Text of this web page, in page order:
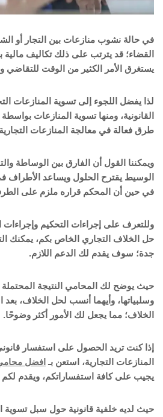
في حالة نشوب منازعات بين التجار أو
القضاء؛ قد يترتب على ذلك تكاليف مالية
يستغرق الأمر الكثير من الوقت للتقاضي
لذا يفضل اللجوء إلى تسوية المنازعات
القانونية، ومنها تسوية المنازعات
طرق فعالة في معالجة المنازعات
ويمكننا القول أن الفارق بين الوساطة
الوسيط يقترح الحلول ويساعد الأطراف
في حين أن المحكم قراره ملزم على
وللتعرف على إجراءات التحكيم
حل الخلاف التجاري الخاص بكم، يمكنك
جدة؛ سوف يقدم لك الدعم اللازم.
حيث يوضح لك المحامي النتيجة المحتملة
وسلبياتها، وأيهما أنسب لحل الخلاف، بعد
الخلاف؛ مما يجعل لك الأمور أكثر وضوحًا.
إذا كنت تريد الحصول على استفسار
المنازعات التجارية، استعن بـ افضل
يجيب على كافة استفساراتكم، ويقدم لكم
حيث لديه خلفية قانونية حول سبل تسوية